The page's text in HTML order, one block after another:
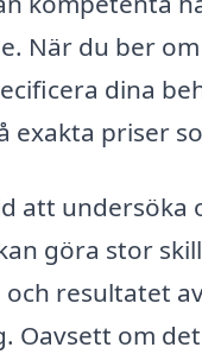
När du ber
dina
exakta priser
att undersöka
göra stor
resultatet
Oavsett om